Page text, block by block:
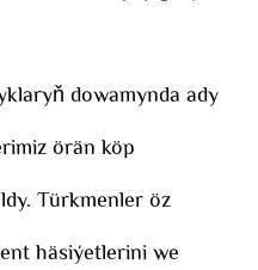
dowamynda ady
örän köp
Türkmenler öz
häsiýetlerini we